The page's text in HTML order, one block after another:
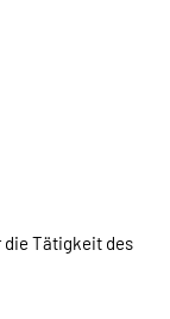
die Tätigkeit des